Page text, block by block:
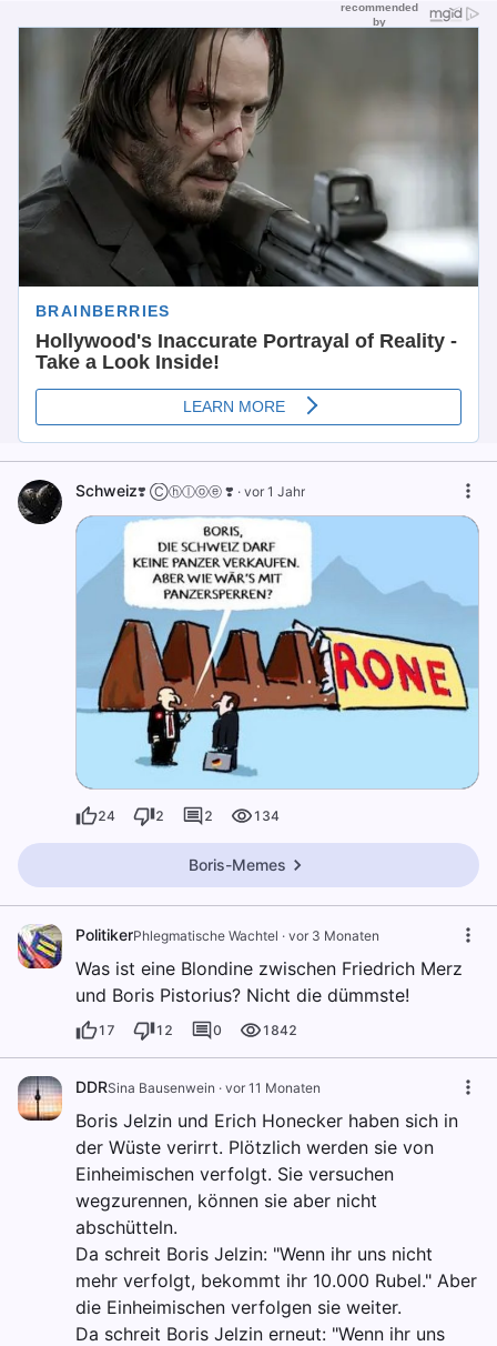
Schweiz❣️ Ⓒⓗⓛⓞⓔ ❣️ · vor 1 Jahr
24 2 2 134
Boris-Memes
PolitikerPhlegmatische Wachtel · vor 3 Monaten
Was ist eine Blondine zwischen Friedrich Merz
und Boris Pistorius? Nicht die dümmste!
17 12 0 1842
DDRSina Bausenwein · vor 11 Monaten
Boris Jelzin und Erich Honecker haben sich in
der Wüste verirrt. Plötzlich werden sie von
Einheimischen verfolgt. Sie versuchen
wegzurennen, können sie aber nicht
abschütteln.
Da schreit Boris Jelzin: "Wenn ihr uns nicht
mehr verfolgt, bekommt ihr 10.000 Rubel." Aber
die Einheimischen verfolgen sie weiter.
Da schreit Boris Jelzin erneut: "Wenn ihr uns